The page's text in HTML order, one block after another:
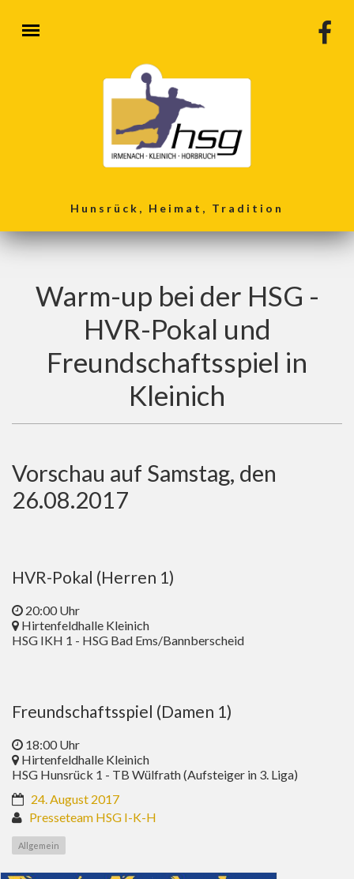
Hunsrück, Heimat, Tradition
Warm-up bei der HSG -
HVR-Pokal und
Freundschaftsspiel in
Kleinich
Vorschau auf Samstag, den
26.08.2017
HVR-Pokal (Herren 1)
20:00 Uhr
Hirtenfeldhalle Kleinich
HSG IKH 1 - HSG Bad Ems/Bannberscheid​
Freundschaftsspiel (Damen 1)
18:00 Uhr
Hirtenfeldhalle Kleinich
​HSG Hunsrück 1 - TB Wülfrath (Aufsteiger in 3. Liga)
24. August 2017
Presseteam HSG I-K-H
Allgemein